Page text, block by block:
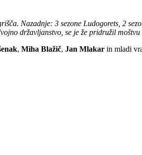
Nazadnje: 3 sezone Ludogorets, 2
državljanstvo, se je že pridružil
, Miha Blažič, Jan Mlakar in mladi